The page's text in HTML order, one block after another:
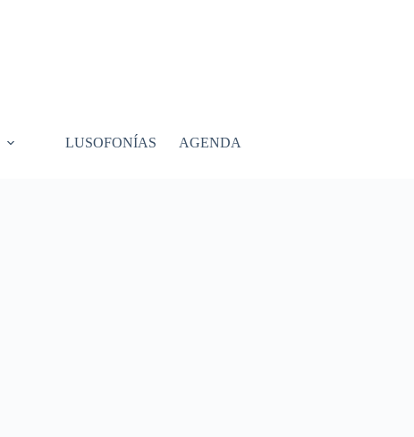
LUSOFONÍAS AGENDA